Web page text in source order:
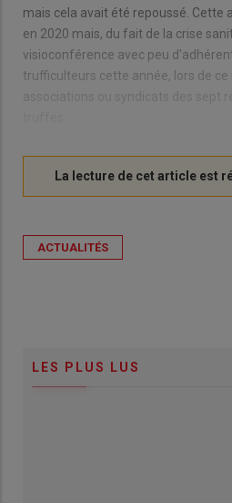
mais cela avait été repoussé. Cette
en 2020 mais, du fait de la crise
visioconférence avec peu
trufficulteurs cette année, lors de
associations ou syndicats des sept
ACTUALITÉS
LES PLUS LUS